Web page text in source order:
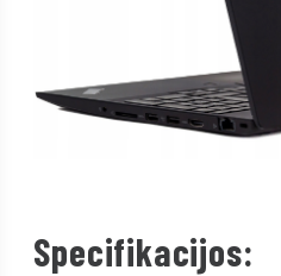
Specifikacijos: